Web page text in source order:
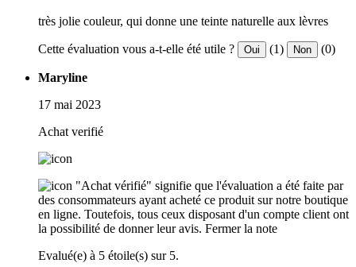
très jolie couleur, qui donne une teinte naturelle aux lèvres
Cette évaluation vous a-t-elle été utile ? Oui (1) Non (0)
Maryline
17 mai 2023
Achat verifié
"Achat vérifié" signifie que l'évaluation a été faite par
des consommateurs ayant acheté ce produit sur notre boutique
en ligne. Toutefois, tous ceux disposant d'un compte client ont
la possibilité de donner leur avis. Fermer la note
Evalué(e) à 5 étoile(s) sur 5.